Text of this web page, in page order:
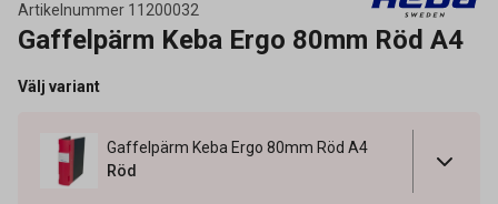
Artikelnummer 11200032
Gaffelpärm Keba Ergo 80mm Röd A4
Välj variant
Gaffelpärm Keba Ergo 80mm Röd A4
Röd